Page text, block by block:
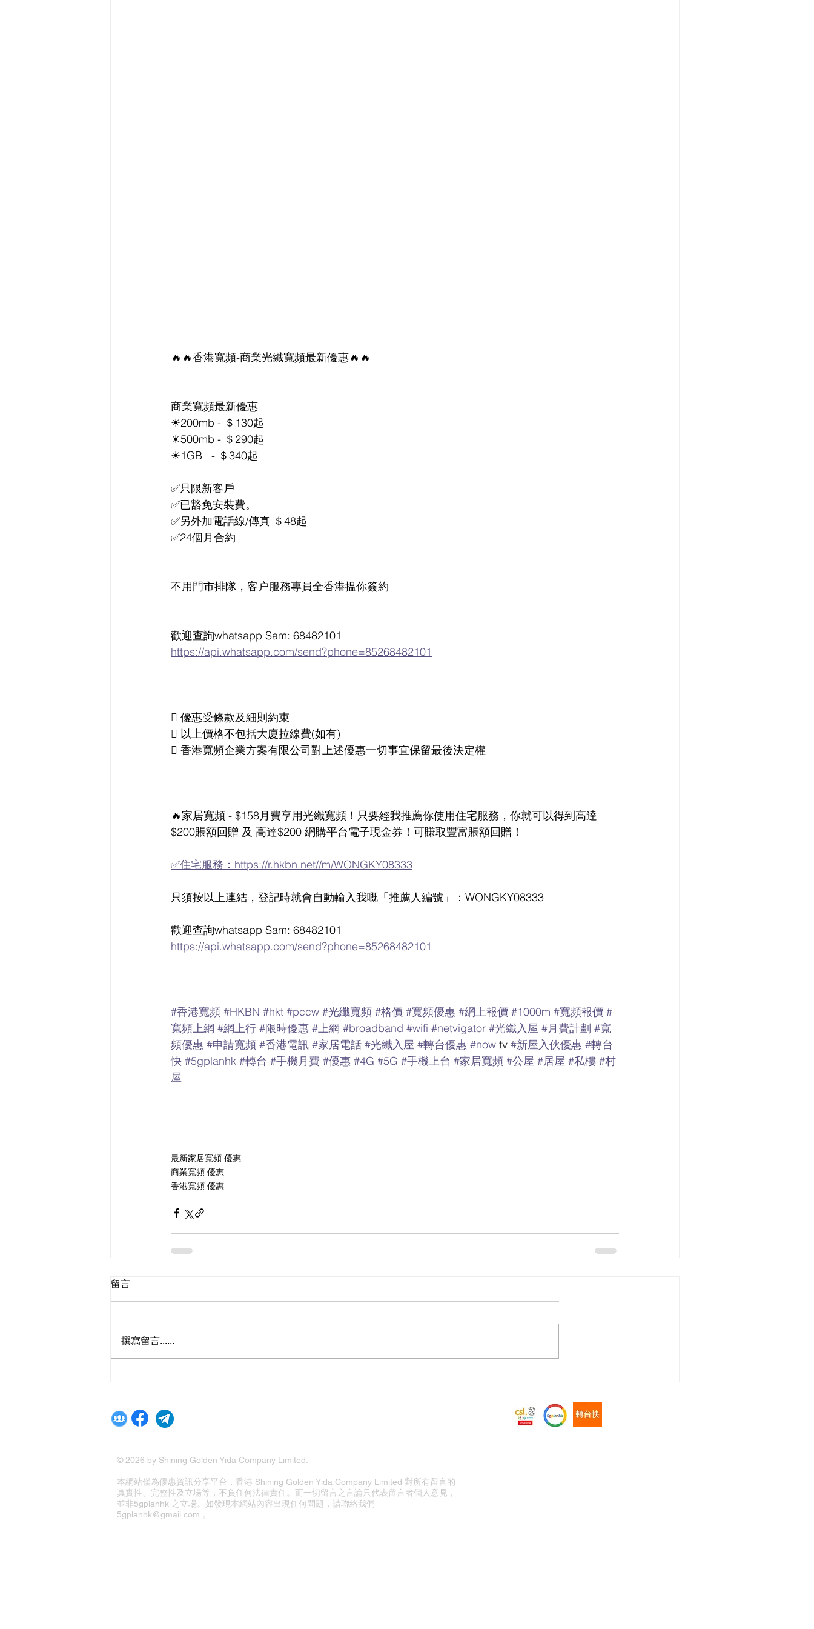
🔥🔥香港寬頻-商業光纖寬頻最新優惠🔥🔥
商業寬頻最新優惠
☀200mb - ＄130起
☀500mb - ＄290起
☀1GB   - ＄340起
✅只限新客戶
✅已豁免安裝費。
✅另外加電話線/傳真 ＄48起
✅24個月合約
不用門市排隊，客户服務專員全香港揾你簽約
歡迎查詢whatsapp Sam: 68482101
https://api.whatsapp.com/send?phone=85268482101
 優惠受條款及細則約束
 以上價格不包括大廈拉線費(如有)
 香港寬頻企業方案有限公司對上述優惠一切事宜保留最後決定權
🔥家居寬頻 - $158月費享用光纖寬頻！只要經我推薦你使用住宅服務，你就可以得到高達
$200賬額回贈 及 高達$200 網購平台電子現金券！可賺取豐富賬額回贈！
✅住宅服務：https://r.hkbn.net//m/WONGKY08333
只須按以上連結，登記時就會自動輸入我嘅「推薦人編號」：WONGKY08333
歡迎查詢whatsapp Sam: 68482101
https://api.whatsapp.com/send?phone=85268482101
#香港寬頻 #HKBN #hkt #pccw #光纖寬頻 #格價 #寬頻優惠 #網上報價 #1000m #寬頻報價 #
寬頻上網 #網上行 #限時優惠 #上網 #broadband #wifi #netvigator #光纖入屋 #月費計劃 #寬
頻優惠 #申請寬頻 #香港電訊 #家居電話 #光纖入屋 #轉台優惠 #now tv #新屋入伙優惠 #轉台
快 #5gplanhk #轉台 #手機月費 #優惠 #4G #5G #手機上台 #家居寬頻 #公屋 #居屋 #私樓 #村
屋
最新家居寬頻 優惠
商業寬頻 優恵
香港寬頻 優惠
留言
撰寫留言......
© 2026 by Shining Golden Yida Company Limited.
本網站僅為優惠資訊分享平台，香港 Shining Golden Yida Company Limited 對所有留言的
真實性、完整性及立場等，不負任何法律責任。而一切留言之言論只代表留言者個人意見，
並非5gplanhk 之立場。如發現本網站內容出現任何問題，請聯絡我們
5gplanhk@gmail.com 。